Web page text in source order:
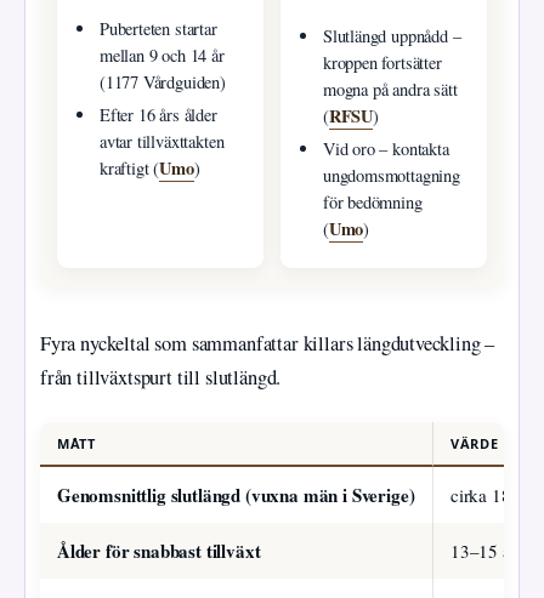
Puberteten startar
mellan 9 och 14 år
(1177 Vårdguiden)
Efter 16 års ålder
avtar tillväxttakten
kraftigt (Umo)
Slutlängd uppnådd –
kroppen fortsätter
mogna på andra sätt
(RFSU)
Vid oro – kontakta
ungdomsmottagning
för bedömning
(Umo)
Fyra nyckeltal som sammanfattar killars längdutveckling –
från tillväxtspurt till slutlängd.
MÅTT VÄRDE
Genomsnittlig slutlängd (vuxna män i Sverige) cirka 181
Ålder för snabbast tillväxt 13–15 år